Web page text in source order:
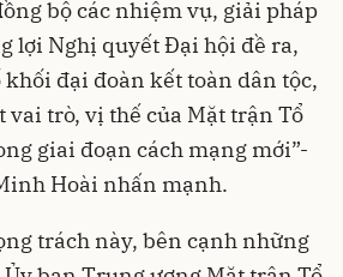
bộ các nhiệm vụ, giải pháp
lợi Nghị quyết Đại hội đề ra,
khối đại đoàn kết toàn dân tộc,
trò, vị thế của Mặt trận Tổ
giai đoạn cách mạng mới”-
Hoài nhấn mạnh.
trách này, bên cạnh những